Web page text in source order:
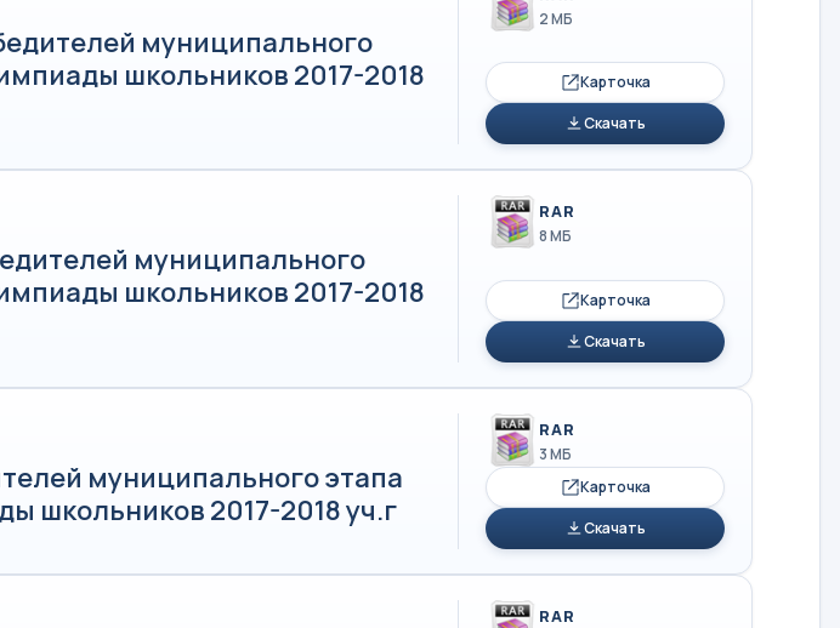
муниципального
школьников 2017-2018
2 МБ
Карточка
Скачать
муниципального
школьников 2017-2018
RAR
8 МБ
Карточка
Скачать
муниципального этапа
школьников 2017-2018 уч.г
RAR
3 МБ
Карточка
Скачать
RAR